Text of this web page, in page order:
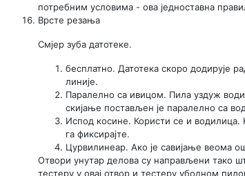
потребним условима - ова једноставна
Врсте резања
Смјер зуба датотеке.
бесплатно. Датотека скоро додирује
линије.
Паралелно са ивицом. Пила уздуж
скијање постављен је паралелно са
Испод косине. Користи се и водилица.
га фиксирајте.
Цурвилинеар. Ако је савијање веома
Отвори унутар делова су направљени тако
тестеру у овај отвор и тестеру убодном